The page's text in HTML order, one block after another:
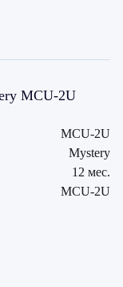
MCU-2U
MCU-2U
Mystery
12 мес.
MCU-2U